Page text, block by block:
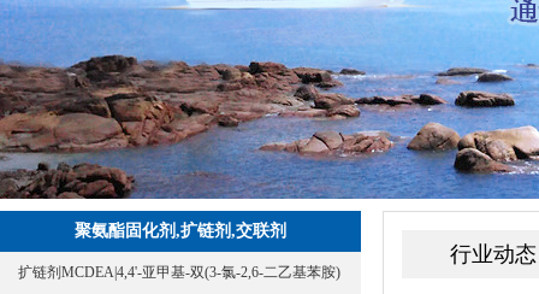
聚氨酯固化剂,扩链剂,交联剂
扩链剂MCDEA|4,4'-亚甲基-双(3-氯-2,6-二乙基苯胺)
行业动态